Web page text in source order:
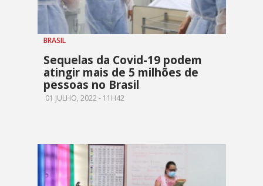
BRASIL
Sequelas da Covid-19 podem
atingir mais de 5 milhões de
pessoas no Brasil
01 JULHO, 2022 - 11H42